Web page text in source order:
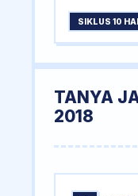
SIKLUS 10
TANYA
2018